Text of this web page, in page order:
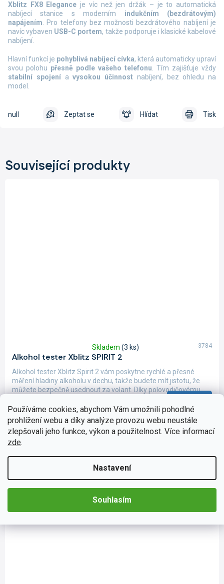
Používáme cookies, abychom Vám umožnili pohodlné
prohlížení webu a díky analýze provozu webu neustále
zlepšovali jeho funkce, výkon a použitelnost. Více informací
zde.
Nastavení
Souhlasím
Xblitz FX8 Elegance je víc než jen držák – je to automatická
nabíjecí stanice s moderním indukčním (bezdrátovým)
napájením. Pro telefony bez možnosti bezdrátového nabíjení je
navíc vybaven USB-C portem, takže podporuje i klasické kabelové
nabíjení.
Hlavní funkcí je pohyblivá nabíjecí cívka, která automaticky upraví
svou polohu přesně podle vašeho telefonu. Tím zajišťuje vždy
stabilní spojeníavysokou účinnost nabíjení, bez ohledu na
model.
Tisk
Zeptat se Hlídat
null
Související produkty
Alkohol tester Xblitz SPIRIT 2
hodnocení
produktu
5,0
z
5
Skladem (3 ks)
582 Kč
Alkohol tester Xblitz Spirit 2 vám poskytne rychlé a přesné
měření hladiny alkoholu v dechu, takže budete mít jistotu, že
můžete bezpečně usednout za volant. Díky polovodičovému...
3784